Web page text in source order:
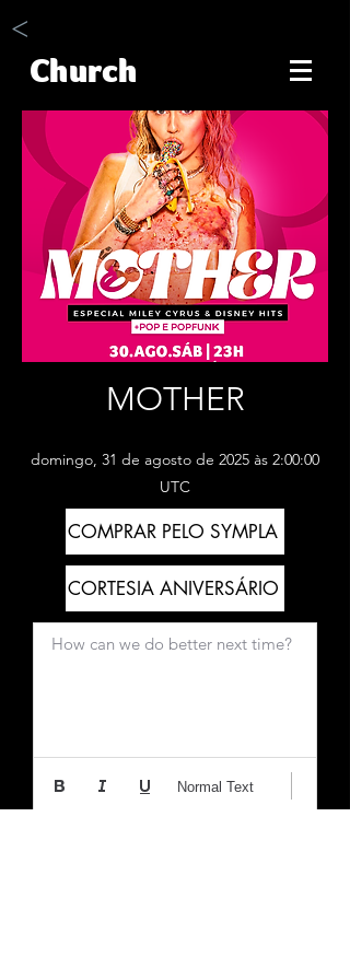
<
Church
MOTHER
domingo, 31 de agosto de 2025 às 2:00:00
UTC
COMPRAR PELO SYMPLA
CORTESIA ANIVERSÁRIO
How can we do better next time?
Normal Text